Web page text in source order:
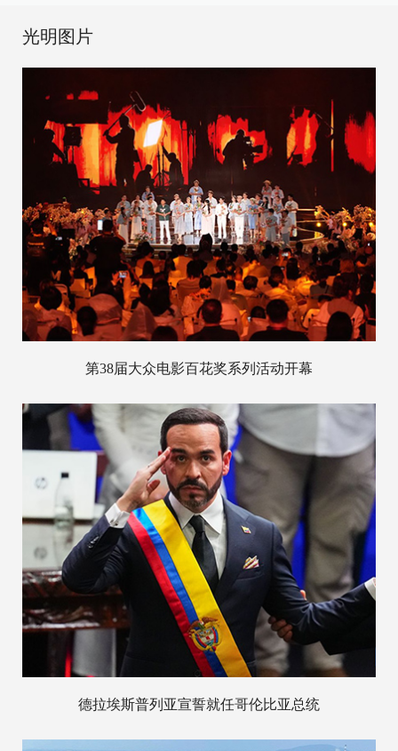
光明图片
第38届大众电影百花奖系列活动开幕
德拉埃斯普列亚宣誓就任哥伦比亚总统